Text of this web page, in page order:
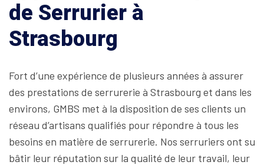
de Serrurier à
Strasbourg
Fort d’une expérience de plusieurs années à assurer
des prestations de serrurerie à Strasbourg et dans les
environs, GMBS met à la disposition de ses clients un
réseau d’artisans qualifiés pour répondre à tous les
besoins en matière de serrurerie. Nos serruriers ont su
bâtir leur réputation sur la qualité de leur travail, leur